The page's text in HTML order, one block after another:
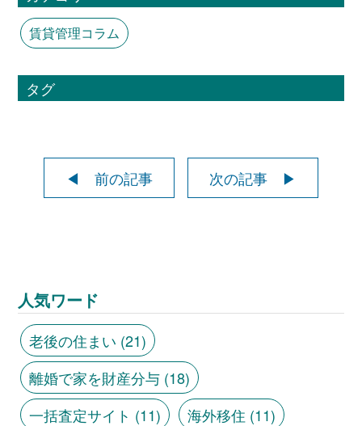
賃貸管理コラム
タグ
◀ 前の記事 次の記事 ▶
人気ワード
老後の住まい (21)
離婚で家を財産分与(18)
一括査定サイト (11) 海外移住 (11)